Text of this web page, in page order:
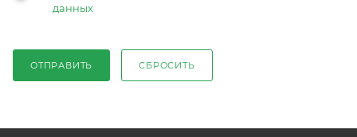
данных
ОТПРАВИТЬ СБРОСИТЬ